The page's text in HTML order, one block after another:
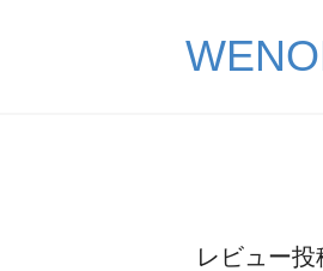
レビュー投